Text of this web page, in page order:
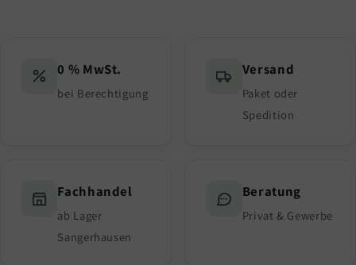
0 % MwSt.
bei Berechtigung
Versand
Paket oder
Spedition
Fachhandel
ab Lager
Sangerhausen
Beratung
Privat & Gewerbe